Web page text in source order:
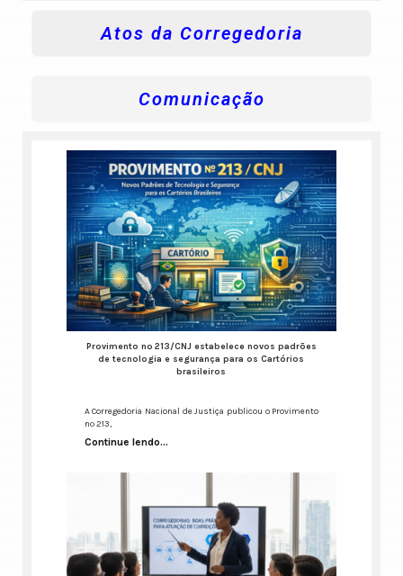
Atos da Corregedoria
Comunicação
Provimento nº 213/CNJ estabelece novos padrões
de tecnologia e segurança para os Cartórios
brasileiros
A Corregedoria Nacional de Justiça publicou o Provimento
nº 213,
Continue lendo...